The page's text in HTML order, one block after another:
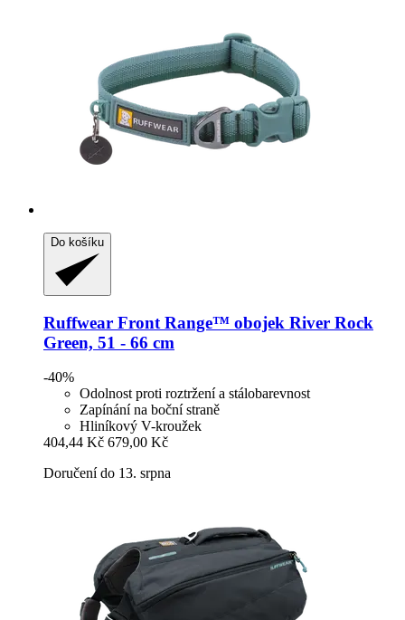
Do košíku
Ruffwear Front Range™ obojek River Rock
Green, 51 -​ 66 cm
-40%
Odolnost proti roztržení a stálobarevnost
Zapínání na boční straně
Hliníkový V-kroužek
404,44 Kč 679,00 Kč
Doručení do 13. srpna